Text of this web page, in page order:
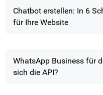
Chatbot erstellen: In 6
für Ihre Website
WhatsApp Business für
sich die API?